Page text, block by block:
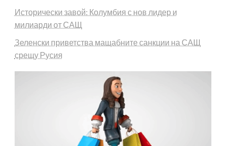
Исторически завой: Колумбия с нов лидер и
милиарди от САЩ
Зеленски приветства мащабните санкции на САЩ
срещу Русия